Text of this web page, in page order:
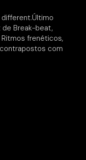
Break-beat,
Ritmos frenéticos,
com